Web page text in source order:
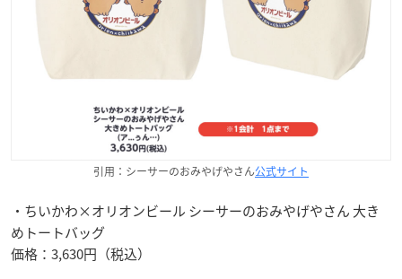
引用：シーサーのおみやげやさん公式サイト
・ちいかわ×オリオンビール シーサーのおみやげやさん 大き
めトートバッグ
価格：3,630円（税込）